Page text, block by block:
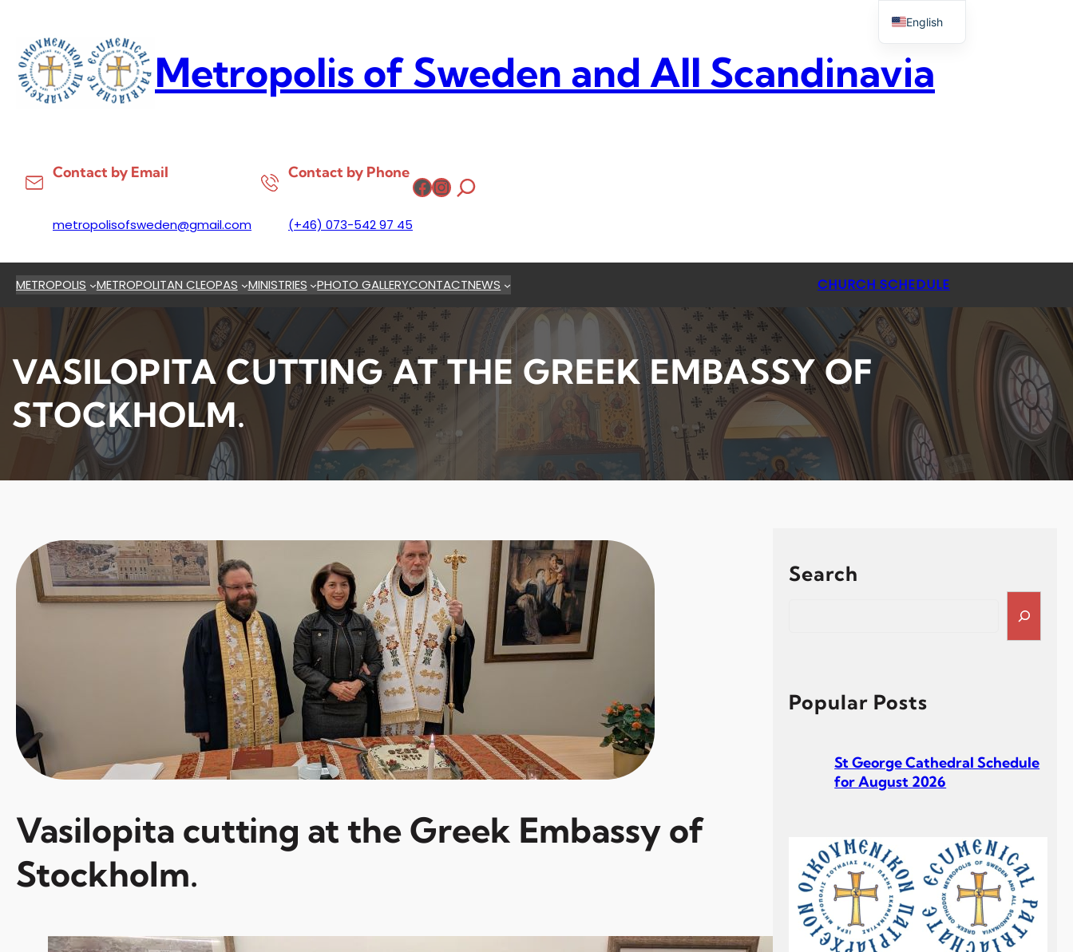
content
Metropolis of Sweden and All Scandinavia
Contact by Email
metropolisofsweden@gmail.com
Contact by Phone
(+46) 073-542 97 45
Facebook
Instagram
METROPOLIS METROPOLITAN CLEOPAS MINISTRIES PHOTO GALLERYCONTACTNEWS CHURCH SCHEDULE
VASILOPITA CUTTING AT THE GREEK EMBASSY OF
STOCKHOLM.
Vasilopita cutting at the Greek Embassy of
Stockholm.
Search
h
Popular Posts
St George Cathedral Schedule
for August 2026
St George Cathedral Schedule
for July 2026
English